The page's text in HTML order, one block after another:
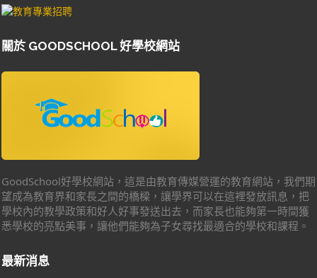
關於 GOODSCHOOL 好學校網站
GoodSchool好學校網站，這是由教育傳媒營運的教育網站，我們期
望成為教育界和家長之間的橋樑，讓學界可以在這裡發放訊息，把
學校內的教學政策和好人好事發送出去，而家長也能夠第一時間獲
悉學校的亮點美事，讓他們能夠為子女尋找最適合的學校和課程。
最新消息